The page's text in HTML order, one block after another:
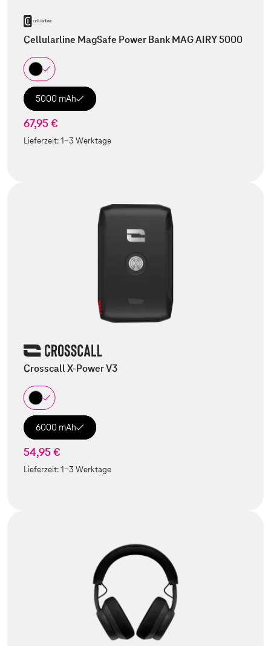
Cellularline MagSafe Power Bank MAG AIRY 5000
5000 mAh
67,95 €
Lieferzeit:1-3 Werktage
Crosscall X-Power V3
6000 mAh
54,95 €
Lieferzeit:1-3 Werktage